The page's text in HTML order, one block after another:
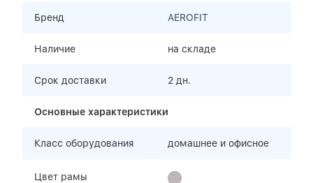
Бренд AEROFIT
Наличие на складе
Срок доставки 2 дн.
Основные характеристики
Класс оборудования домашнее и офисное
Цвет рамы